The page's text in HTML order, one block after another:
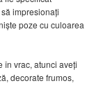
impresionați
poze cu culoarea
în vrac, atunci aveți
decorate frumos,